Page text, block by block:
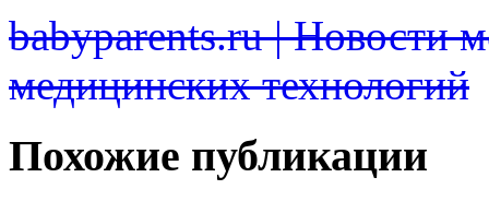
babyparents.ru | Новости
медицинских технологий
Похожие публикации